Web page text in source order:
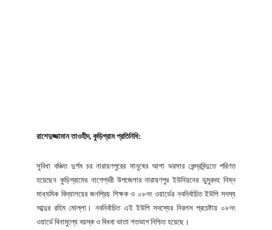
রাশেদুজ্জামান তাওহীদ, কুড়িগ্রাম প্রতিনিধি:
সুবিধা বঞ্চিত দুর্গম চর নারায়ণপুরের মানুষের আশা ভরসার কেন্দ্রবিন্দুতে পরিণত
হয়েছেন কুড়িগ্রামের নাগেশ্বরী উপজেলার নারায়ণপুর ইউনিয়নের ডুমুরদহ নিম্ন
মাধ্যমিক বিদ্যালয়ের জনপ্রিয় শিক্ষক ও ০৮নং ওয়ার্ডের নবনির্বাচিত ইউপি সদস্য
আব্দুর রহিম মোল্লা। নবনির্বাচিত এই ইউপি সদস্যের নিরলস প্রচেষ্টায় ০৮নং
ওয়ার্ডে বিনামুল্যে বয়স্ক ও বিধবা ভাতা শতভাগ নিশ্চিত হয়েছে।